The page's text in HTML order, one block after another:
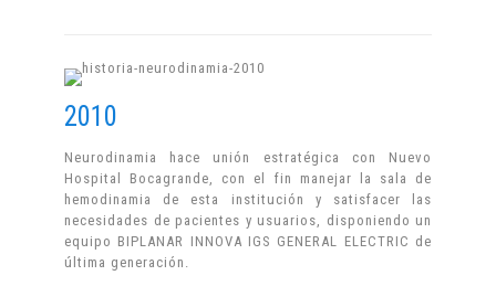
2010
Neurodinamia hace unión estratégica con Nuevo
Hospital Bocagrande, con el fin manejar la sala de
hemodinamia de esta institución y satisfacer las
necesidades de pacientes y usuarios, disponiendo un
equipo BIPLANAR INNOVA IGS GENERAL ELECTRIC de
última generación.